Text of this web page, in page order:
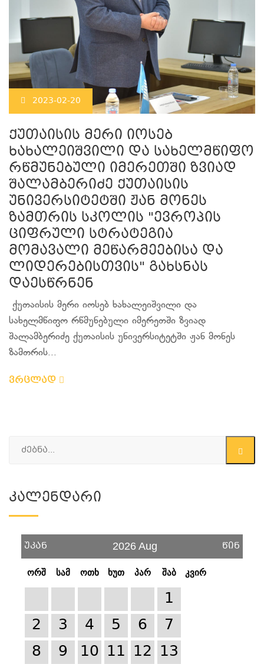
2023-02-20
ქუთაისის მერი იოსებ
ხახალეიშვილი და სახელმწიფო
რწმუნებული იმერეთში ზვიად
შალამბერიძე ქუთაისის
უნივერსიტეტში ჟან მონეს
ზამთრის სკოლის "ევროპის
ციფრული სტრატეგია
მომავალი მეწარმეებისა და
ლიდერებისთვის" გახსნას
დაესწრნენ
ქუთაისის მერი იოსებ ხახალეიშვილი და
სახელმწიფო რწმუნებული იმერეთში ზვიად
შალამბერიძე ქუთაისის უნივერსიტეტში ჟან მონეს
ზამთრის...
ვრცლად
Კალენდარი
უკან 2026 Aug წინ
ორშ სამ ოთხ ხუთ პარ შაბ კვირ
1
2
3 4 5 6
7
8
9 10 11 12 13